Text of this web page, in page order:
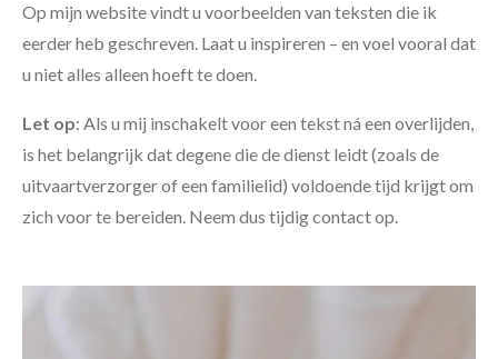
Op mijn website vindt u voorbeelden van teksten die ik
eerder heb geschreven. Laat u inspireren – en voel vooral dat
u niet alles alleen hoeft te doen.
Let op: Als u mij inschakelt voor een tekst ná een overlijden,
is het belangrijk dat degene die de dienst leidt (zoals de
uitvaartverzorger of een familielid) voldoende tijd krijgt om
zich voor te bereiden. Neem dus tijdig contact op.